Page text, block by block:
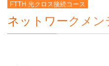
FTTH 光クロス接続コース
ネットワークメン